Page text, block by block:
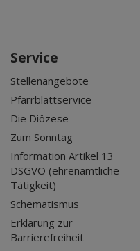
Service
Stellenangebote
Pfarrblattservice
Die Diözese
Zum Sonntag
Information Artikel 13
DSGVO (ehrenamtliche
Tätigkeit)
Schematismus
Erklärung zur
Barrierefreiheit